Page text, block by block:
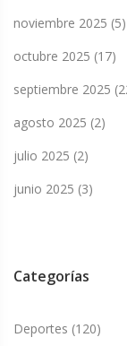
noviembre 2025 (5)
octubre 2025 (17)
septiembre 2025
agosto 2025 (2)
julio 2025 (2)
junio 2025 (3)
Categorías
Deportes (120)